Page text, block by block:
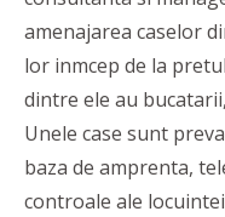
amenajarea caselor
lor inmcep de la
dintre ele au
Unele case sunt
baza de amprenta,
controale ale